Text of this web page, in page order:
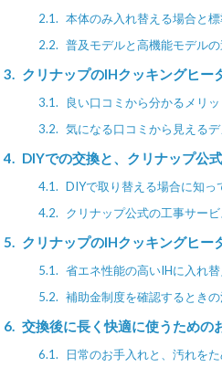
2.1
本体のみ入れ替える場合と
2.2
普及モデルと高機能モデル
3 クリナップのIHクッキングヒー
3.1
良い口コミから分かるメリ
3.2
気になる口コミから見える
4 DIYでの交換と、クリナップ公
4.1
DIYで取り替える場合に知っ
4.2
クリナップ公式の工事サー
5 クリナップのIHクッキングヒー
5.1
省エネ性能の高いIHに入れ
5.2
補助金制度を確認するとき
6 交換後に長く快適に使うための
6.1
日常のお手入れと、汚れを